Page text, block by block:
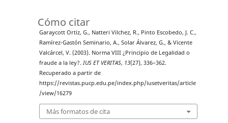
Cómo citar
Garaycott Ortiz, G., Natteri Vilchez, R., Pinto Escobedo, J. C.,
Ramírez-Gastón Seminario, A., Solar Álvarez, G., & Vicente
Valcárcel, V. (2003). Norma VIII ¿Principio de Legalidad o
fraude a la ley?. IUS ET VERITAS, 13(27), 336–362.
Recuperado a partir de
https://revistas.pucp.edu.pe/index.php/iusetveritas/article
/view/16279
Más formatos de cita